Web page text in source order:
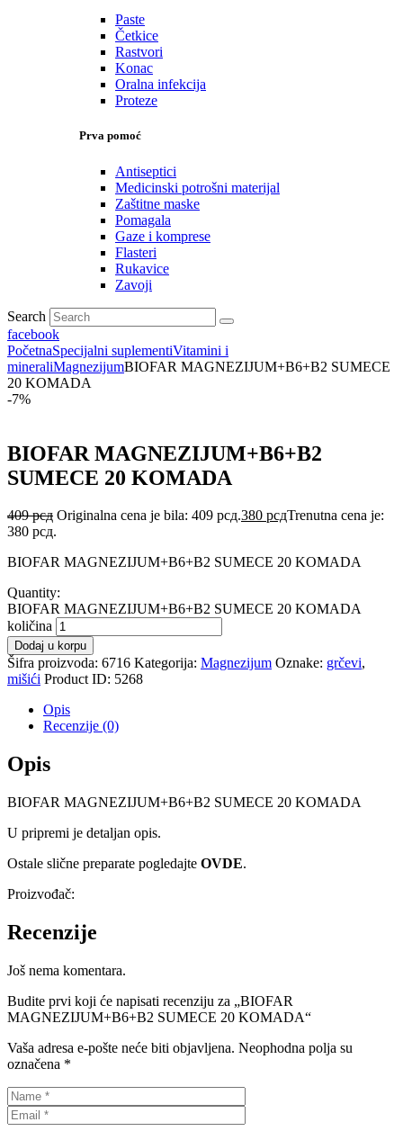
Paste
Četkice
Rastvori
Konac
Oralna infekcija
Proteze
Prva pomoć
Antiseptici
Medicinski potrošni materijal
Zaštitne maske
Pomagala
Gaze i komprese
Flasteri
Rukavice
Zavoji
Search
facebook
PočetnaSpecijalni suplementiVitamini i
mineraliMagnezijumBIOFAR MAGNEZIJUM+B6+B2 SUMECE
20 KOMADA
-7%
BIOFAR MAGNEZIJUM+B6+B2
SUMECE 20 KOMADA
409рсд Originalna cena je bila: 409 рсд.380 рсдTrenutna cena je:
380 рсд.
BIOFAR MAGNEZIJUM+B6+B2 SUMECE 20 KOMADA
Quantity:
BIOFAR MAGNEZIJUM+B6+B2 SUMECE 20 KOMADA
količina
Dodaj u korpu
Šifra proizvoda: 6716 Kategorija: Magnezijum Oznake: grčevi,
mišići Product ID: 5268
Opis
Recenzije (0)
Opis
BIOFAR MAGNEZIJUM+B6+B2 SUMECE 20 KOMADA
U pripremi je detaljan opis.
Ostale slične preparate pogledajte OVDE.
Proizvođač:
Recenzije
Još nema komentara.
Budite prvi koji će napisati recenziju za „BIOFAR
MAGNEZIJUM+B6+B2 SUMECE 20 KOMADA“
Vaša adresa e-pošte neće biti objavljena. Neophodna polja su
označena *